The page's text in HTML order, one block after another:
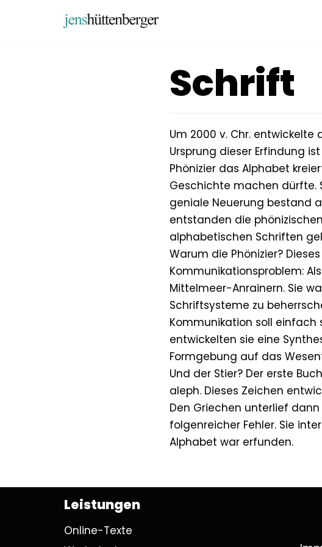
Schrift
Um 2000 v. Chr.
Ursprung dieser Erfindung
Phönizier das Alphabet
Geschichte machen dürfte.
geniale Neuerung bestand
entstanden die
alphabetischen Schriften
Warum die Phönizier?
Kommunikationsproblem:
Mittelmeer-Anrainern. Sie
Schriftsysteme zu
Kommunikation soll
entwickelten sie eine
Formgebung auf das
Und der Stier? Der erste
aleph. Dieses Zeichen
Den Griechen unterlief
folgenreicher Fehler. Sie
Alphabet war erfunden.
Leistungen
Online-Texte